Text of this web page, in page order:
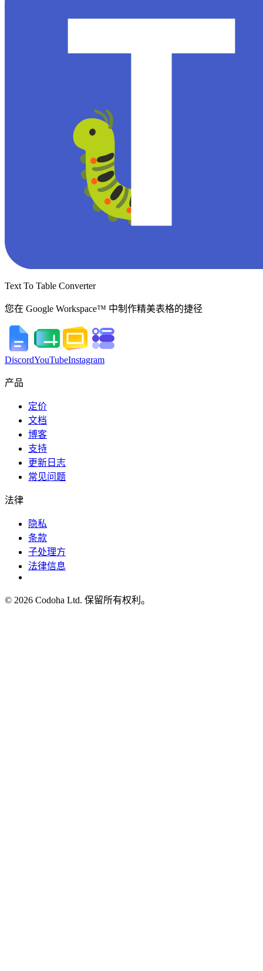
Text To Table Converter
您在 Google Workspace™ 中制作精美表格的捷径
DiscordYouTubeInstagram
产品
定价
文档
博客
支持
更新日志
常见问题
法律
隐私
条款
子处理方
法律信息
© 2026 Codoha Ltd. 保留所有权利。